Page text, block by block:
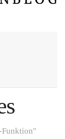
Funktion"